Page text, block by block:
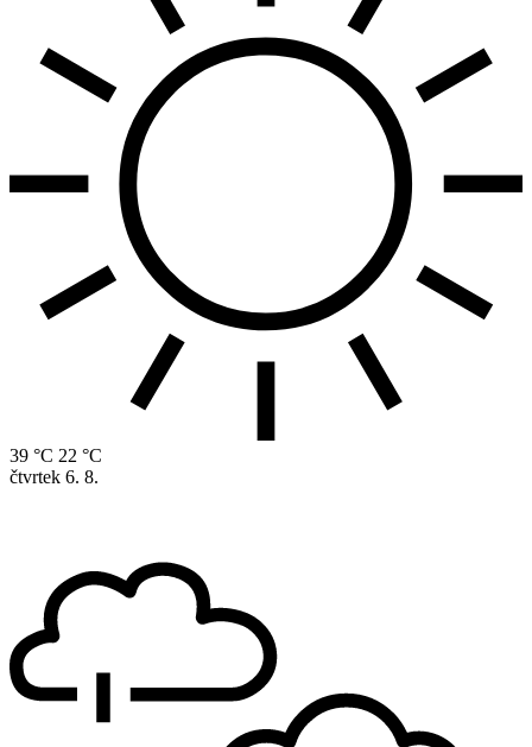
39 °C 22 °C
čtvrtek 6. 8.